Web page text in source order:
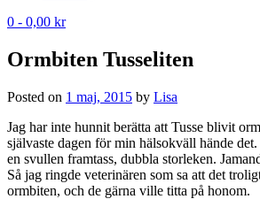
0 - 0,00 kr
Ormbiten Tusseliten
Posted on 1 maj, 2015 by Lisa
Jag har inte hunnit berätta att Tusse blivit
självaste dagen för min hälsokväll hände
en svullen framtass, dubbla storleken.
Så jag ringde veterinären som sa att det
ormbiten, och de gärna ville titta på honom.